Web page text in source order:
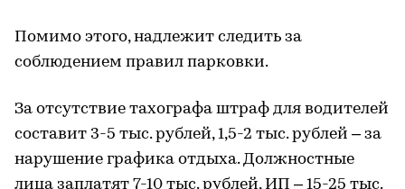
Помимо этого, надлежит следить за
соблюдением правил парковки.
За отсутствие тахографа штраф для водителей
составит 3-5 тыс. рублей, 1,5-2 тыс. рублей – за
нарушение графика отдыха. Должностные
лица заплатят 7-10 тыс. рублей, ИП – 15-25 тыс.